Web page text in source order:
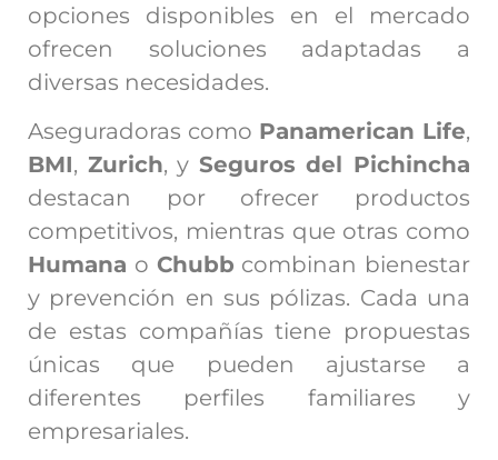
opciones disponibles en el mercado
ofrecen soluciones adaptadas a
diversas necesidades.
Aseguradoras como Panamerican Life,
BMI, Zurich, y Seguros del Pichincha
destacan por ofrecer productos
competitivos, mientras que otras como
Humana o Chubb combinan bienestar
y prevención en sus pólizas. Cada una
de estas compañías tiene propuestas
únicas que pueden ajustarse a
diferentes perfiles familiares y
empresariales.